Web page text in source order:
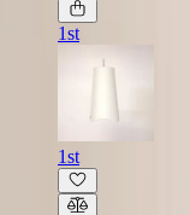
1st
1st